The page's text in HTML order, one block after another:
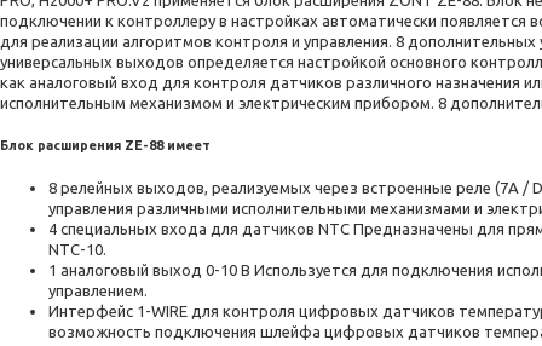
подключении к контроллеру в настройках автоматически
для реализации алгоритмов контроля и управления. 8
универсальных выходов определяется настройкой основного
как аналоговый вход для контроля датчиков различного назначения
исполнительным механизмом и электрическим прибором. 8
Блок расширения ZE-88 имеет
8 релейных выходов, реализуемых через встроенные реле (7А /
управления различными исполнительными механизмами и
4 специальных входа для датчиков NTC Предназначены для
NTC-10.
1 аналоговый выход 0-10 В Используется для подключения
управлением.
Интерфейс 1-WIRE для контроля цифровых датчиков
возможность подключения шлейфа цифровых датчиков